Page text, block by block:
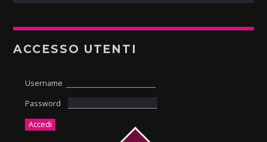
ACCESSO UTENTI
Username
Password